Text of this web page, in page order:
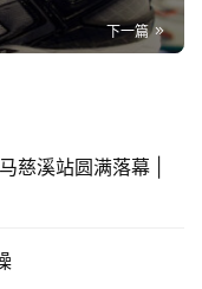
下一篇
慈溪站圆满落幕 |